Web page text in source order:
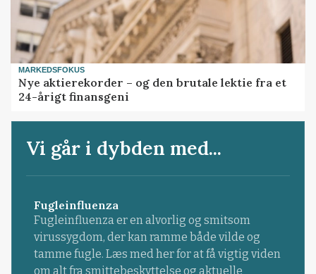
MARKEDSFOKUS
Nye aktierekorder – og den brutale lektie fra et
24-årigt finansgeni
Vi går i dybden med...
Fugleinfluenza
Fugleinfluenza er en alvorlig og smitsom
virussygdom, der kan ramme både vilde og
tamme fugle. Læs med her for at få vigtig viden
om alt fra smittebeskyttelse og aktuelle